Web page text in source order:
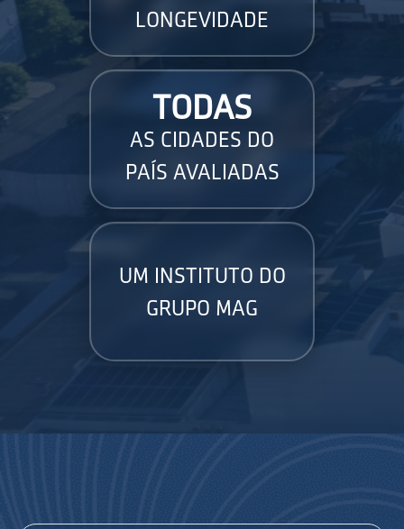
LONGEVIDADE
TODAS
AS CIDADES DO
PAÍS AVALIADAS
UM INSTITUTO DO
GRUPO MAG